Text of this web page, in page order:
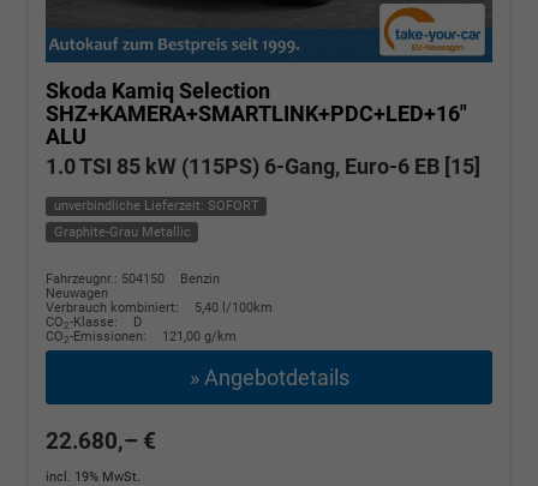
Skoda Kamiq Selection
SHZ+KAMERA+SMARTLINK+PDC+LED+16"
ALU
1.0 TSI 85 kW (115PS) 6-Gang, Euro-6 EB [15]
unverbindliche Lieferzeit: SOFORT
Graphite-Grau Metallic
Fahrzeugnr.: 504150
Benzin
Neuwagen
Verbrauch kombiniert:
5,40 l/100km
CO2-Klasse:
D
CO2-Emissionen: 121,00 g/km
» Angebotdetails
22.680,– €
incl. 19% MwSt.